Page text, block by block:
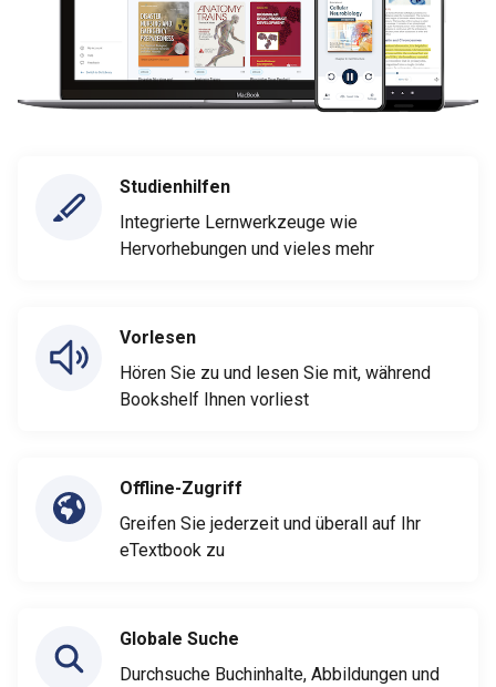
Studienhilfen
Integrierte Lernwerkzeuge wie
Hervorhebungen und vieles mehr
Vorlesen
Hören Sie zu und lesen Sie mit, während
Bookshelf Ihnen vorliest
Offline-Zugriff
Greifen Sie jederzeit und überall auf Ihr
eTextbook zu
Globale Suche
Durchsuche Buchinhalte, Abbildungen und